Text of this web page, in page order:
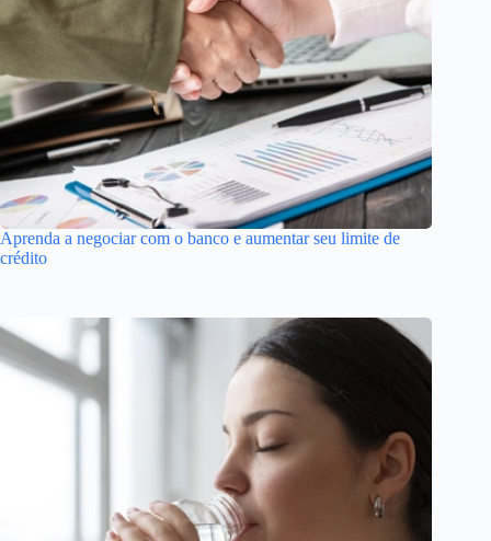
Aprenda a negociar com o banco e aumentar seu limite de
crédito